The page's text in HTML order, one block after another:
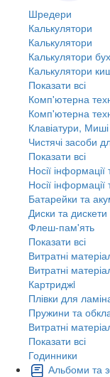
Шредери
Калькулятори
Калькулятори
Калькулятори
Калькулятори
Показати всі
Комп'ютерна
Комп'ютерна
Клавіатури, Миші
Чистячі засоби
Показати всі
Носії
Носії
Батарейки та
Диски та дискети
Флеш-пам'ять
Показати всі
Витратні
Витратні
Картриджi
Плівки для
Пружини та
Витратні
Показати всі
Годинники
Альбоми та